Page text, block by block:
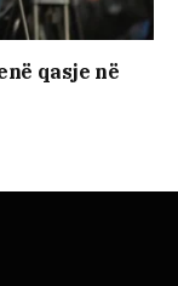
qasje në